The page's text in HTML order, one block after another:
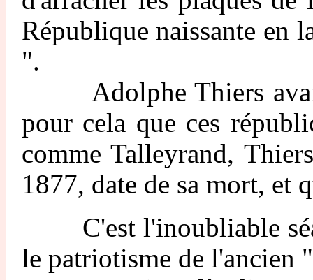
République naissante en
".
Adolphe Thiers avait
pour cela que ces
comme Talleyrand,
1877, date de sa mort, et
C'est l'inoubliable
le patriotisme de l'ancien